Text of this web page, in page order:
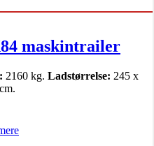
maskintrailer
2160 kg. Ladstørrelse: 245 x